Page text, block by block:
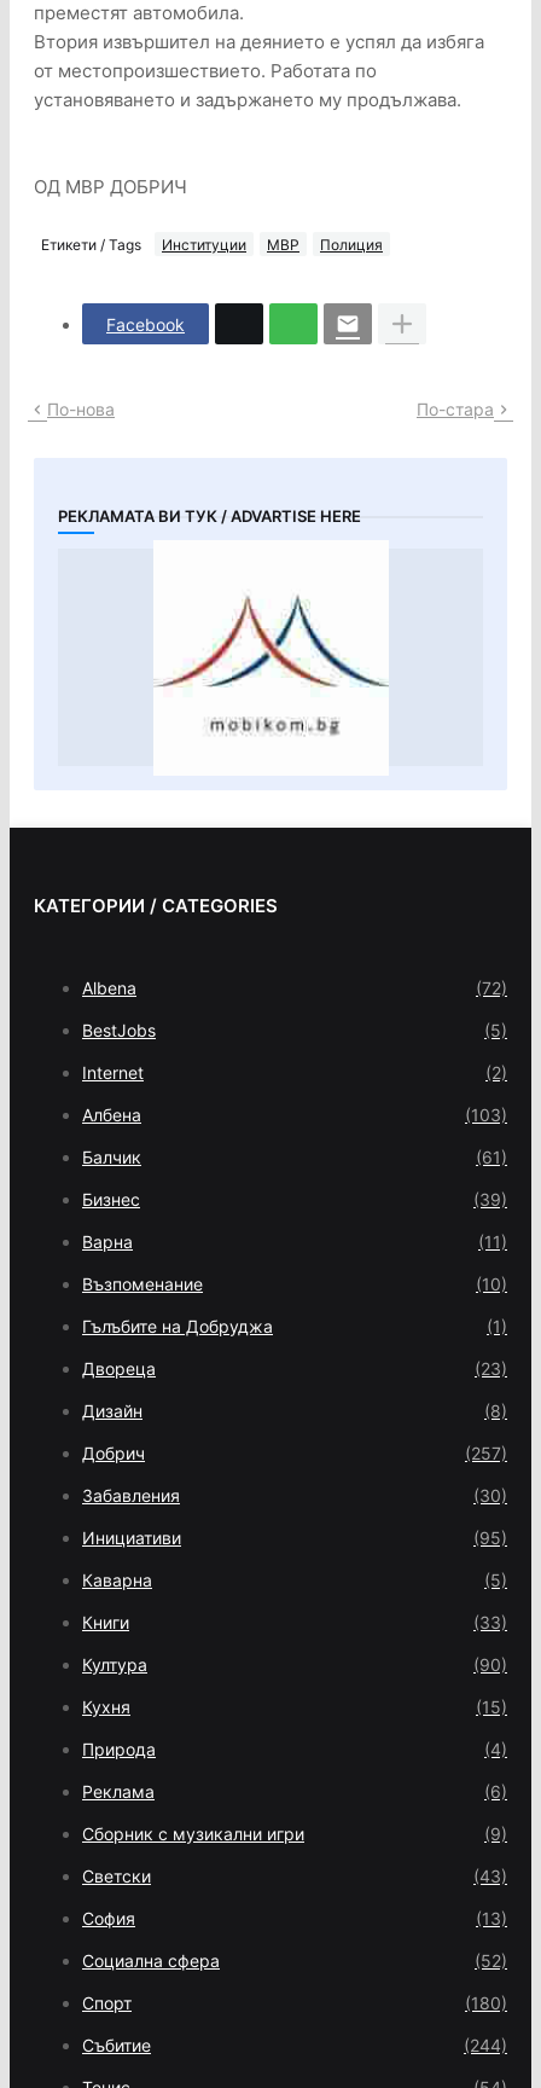
преместят автомобила.
Втория извършител на деянието е успял да избяга
от местопроизшествието. Работата по
установяването и задържането му продължава.
ОД МВР ДОБРИЧ
Етикети / Tags Институции МВР Полиция
Facebook
По-нова По-стара
РЕКЛАМАТА ВИ ТУК / ADVARTISE HERE
КАТЕГОРИИ / CATEGORIES
Albena (72)
BestJobs (5)
Internet (2)
Албена (103)
Балчик (61)
Бизнес (39)
Варна (11)
Възпоменание (10)
Гълъбите на Добруджа (1)
Двореца (23)
Дизайн (8)
Добрич (257)
Забавления (30)
Инициативи (95)
Каварна (5)
Книги (33)
Култура (90)
Кухня (15)
Природа (4)
Реклама (6)
Сборник с музикални игри (9)
Светски (43)
София (13)
Социална сфера (52)
Спорт (180)
Събитие (244)